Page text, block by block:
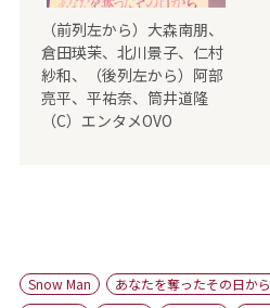
（前列左から）大森南朋、
倉田瑛茉、北川景子、仁村
紗和、（後列左から）阿部
亮平、平祐奈、筒井道隆
（C）エンタメOVO
Snow Man あなたを奪ったその日から